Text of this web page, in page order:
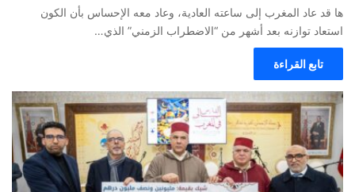
ها قد عاد المغرب إلى ساعته العادية، وعاد معه الإحساس بأن الكون
استعاد توازنه بعد أشهر من “الاضطراب الزمني” الذي…
تابع القراءة